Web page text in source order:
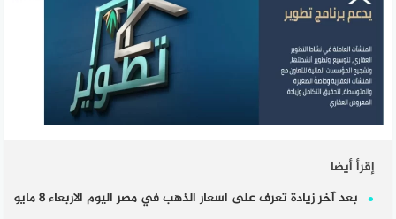
إقرأ أيضا
بعد آخر زيادة تعرف على اسعار الذهب في مصر اليوم الاربعاء 8 مايو